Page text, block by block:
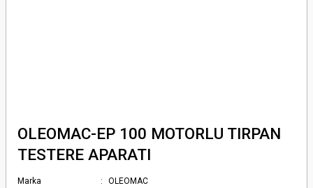
OLEOMAC-EP 100 MOTORLU TIRPAN
TESTERE APARATI
Marka
OLEOMAC